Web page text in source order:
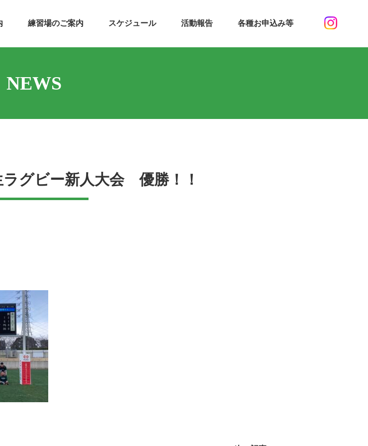
練習場のご案内 スケジュール 活動報告 各種お申込み等
NEWS
ラグビー新人大会 優勝！！